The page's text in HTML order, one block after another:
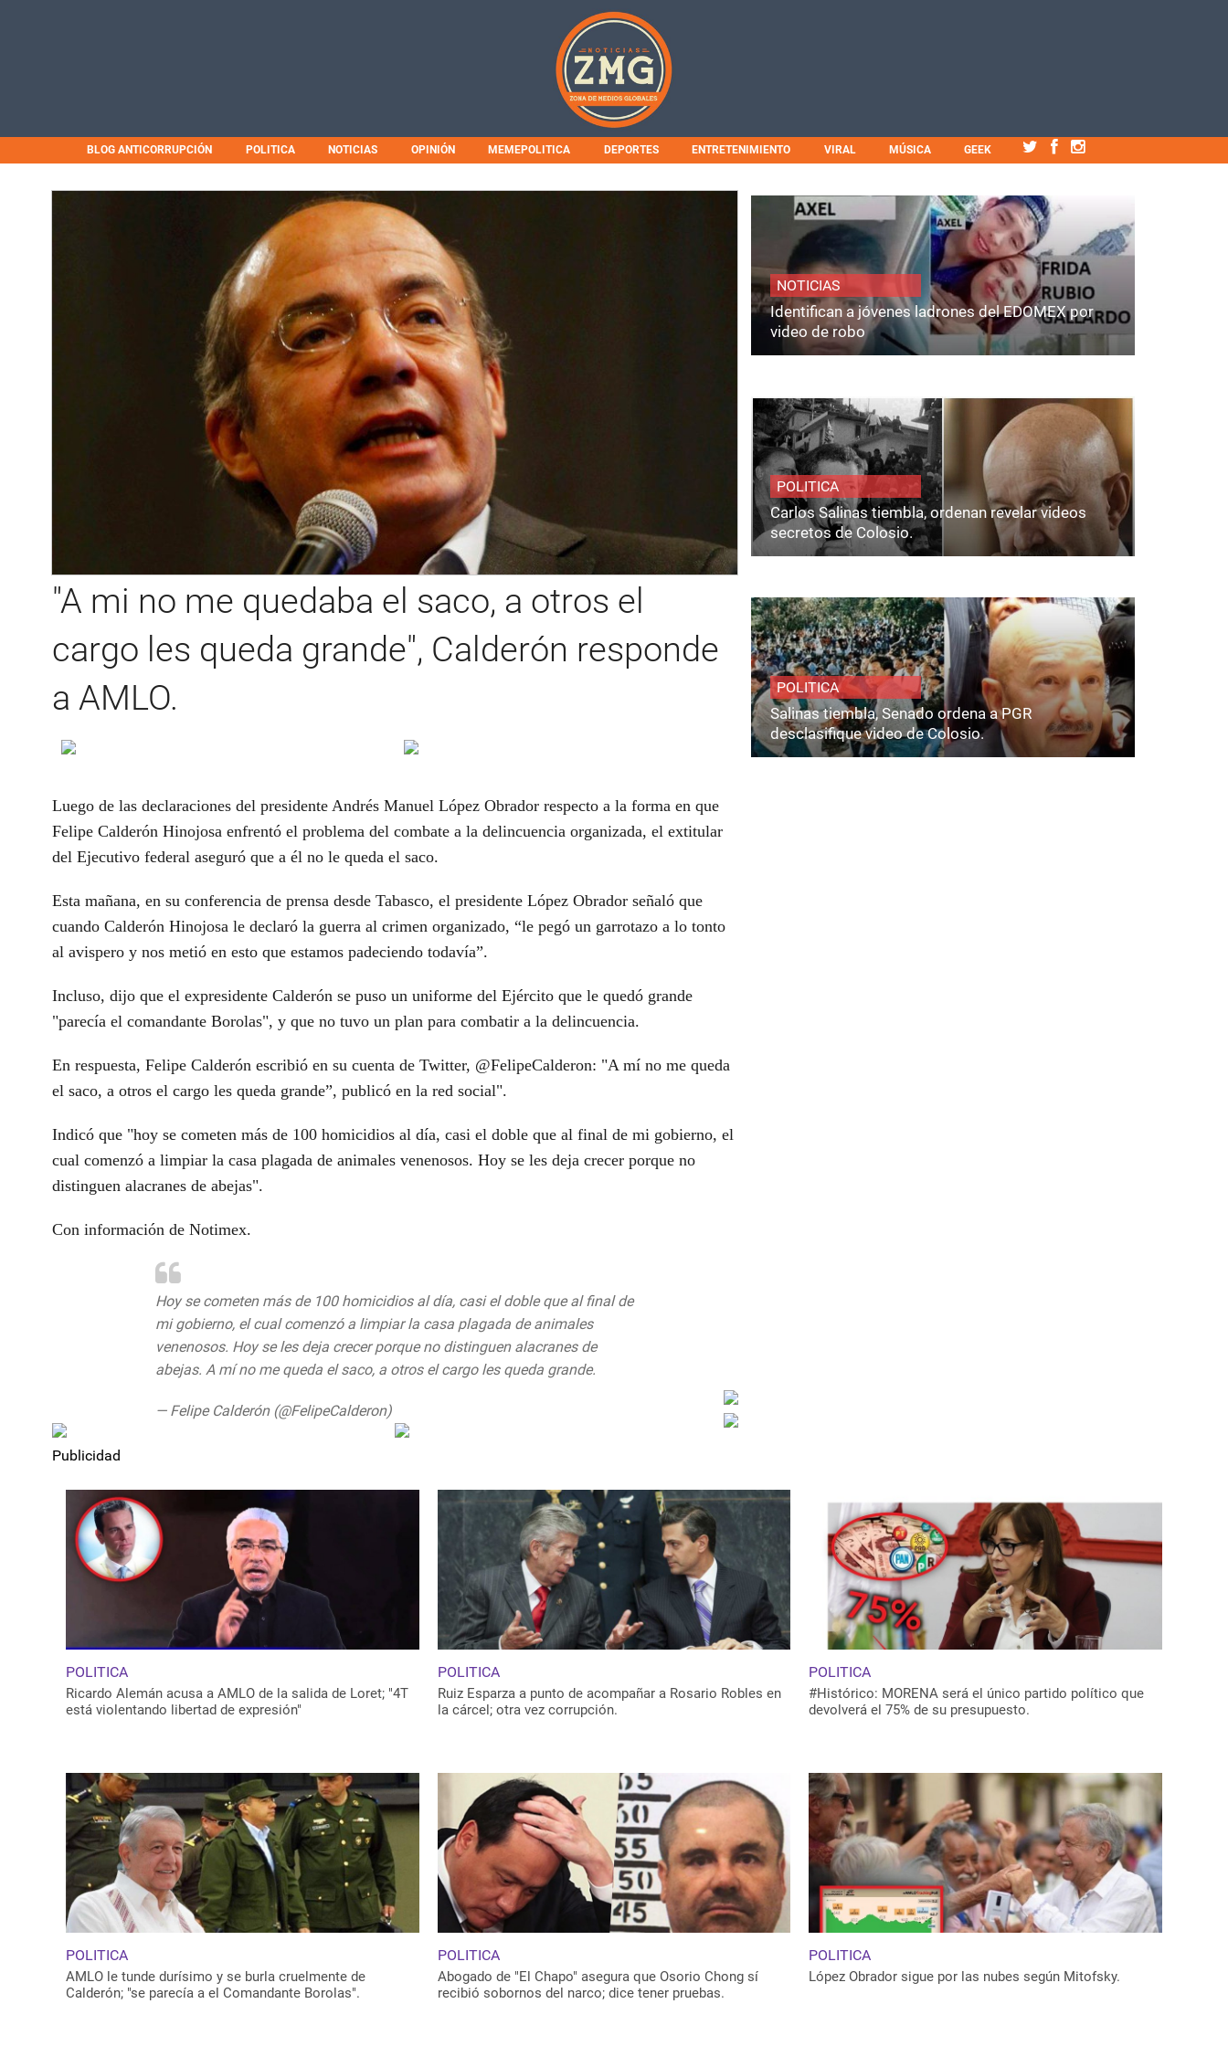
BLOG ANTICORRUPCIÓN POLITICA NOTICIAS OPINIÓN MEMEPOLITICA DEPORTES ENTRETENIMIENTO VIRAL MÚSICA GEEK
"A mi no me quedaba el saco, a otros el
cargo les queda grande", Calderón responde
a AMLO.
Luego de las declaraciones del presidente Andrés Manuel López Obrador respecto a la forma en que
Felipe Calderón Hinojosa enfrentó el problema del combate a la delincuencia organizada, el extitular
del Ejecutivo federal aseguró que a él no le queda el saco.
Esta mañana, en su conferencia de prensa desde Tabasco, el presidente López Obrador señaló que
cuando Calderón Hinojosa le declaró la guerra al crimen organizado, “le pegó un garrotazo a lo tonto
al avispero y nos metió en esto que estamos padeciendo todavía”.
Incluso, dijo que el expresidente Calderón se puso un uniforme del Ejército que le quedó grande
"parecía el comandante Borolas", y que no tuvo un plan para combatir a la delincuencia.
En respuesta, Felipe Calderón escribió en su cuenta de Twitter, @FelipeCalderon: "A mí no me queda
el saco, a otros el cargo les queda grande”, publicó en la red social".
Indicó que "hoy se cometen más de 100 homicidios al día, casi el doble que al final de mi gobierno, el
cual comenzó a limpiar la casa plagada de animales venenosos. Hoy se les deja crecer porque no
distinguen alacranes de abejas".
Con información de Notimex.
Hoy se cometen más de 100 homicidios al día, casi el doble que al final de
mi gobierno, el cual comenzó a limpiar la casa plagada de animales
venenosos. Hoy se les deja crecer porque no distinguen alacranes de
abejas. A mí no me queda el saco, a otros el cargo les queda grande.
— Felipe Calderón (@FelipeCalderon)
Publicidad
NOTICIAS
Identifican a jóvenes ladrones del EDOMEX por
video de robo
POLITICA
Carlos Salinas tiembla, ordenan revelar videos
secretos de Colosio.
POLITICA
Salinas tiembla, Senado ordena a PGR
desclasifique video de Colosio.
POLITICA
Ricardo Alemán acusa a AMLO de la salida de Loret; "4T
está violentando libertad de expresión"
POLITICA
Ruiz Esparza a punto de acompañar a Rosario Robles en
la cárcel; otra vez corrupción.
POLITICA
#Histórico: MORENA será el único partido político que
devolverá el 75% de su presupuesto.
POLITICA
AMLO le tunde durísimo y se burla cruelmente de
Calderón; "se parecía a el Comandante Borolas".
POLITICA
Abogado de "El Chapo" asegura que Osorio Chong sí
recibió sobornos del narco; dice tener pruebas.
POLITICA
López Obrador sigue por las nubes según Mitofsky.